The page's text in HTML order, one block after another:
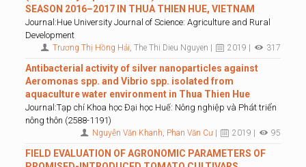
SEASON 2016–2017 IN THUA THIEN HUE, VIETNAM
Journal:Hue University Journal of Science: Agriculture and Rural
Development
Trương Thị Hồng Hải, The Thi Dieu Nguyen | 2019 | 317
Antibacterial activity of silver nanoparticles against
Aeromonas spp. and Vibrio spp. isolated from
aquaculture water environment in Thua Thien Hue
Journal:Tạp chí Khoa học Đại học Huế: Nông nghiệp và Phát triển
nông thôn (2588-1191)
Nguyễn Văn Khanh, Phan Văn Cư| 2019 | 95
FIELD EVALUATION OF AGRONOMIC PARAMETERS OF